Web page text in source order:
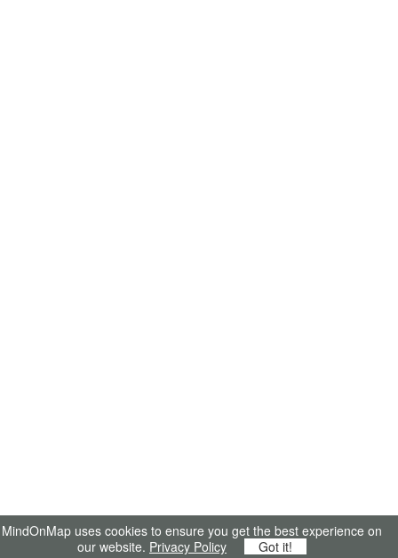
MindOnMap uses cookies to ensure you get the best experience on
our website. Privacy Policy Got it!